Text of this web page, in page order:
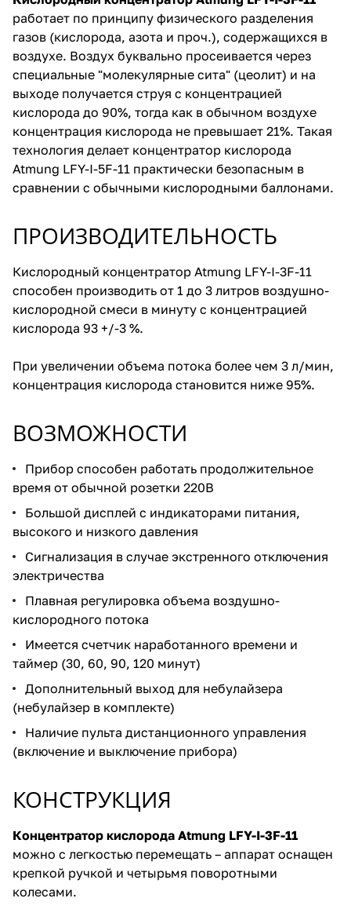
работает по принципу физического разделения
газов (кислорода, азота и проч.), содержащихся в
воздухе. Воздух буквально просеивается через
специальные "молекулярные сита" (цеолит) и на
выходе получается струя с концентрацией
кислорода до 90%, тогда как в обычном воздухе
концентрация кислорода не превышает 21%. Такая
технология делает концентратор кислорода
Atmung LFY-I-5F-11 практически безопасным в
сравнении с обычными кислородными баллонами.
ПРОИЗВОДИТЕЛЬНОСТЬ
Кислородный концентратор Atmung LFY-I-3F-11
способен производить от 1 до 3 литров воздушно-
кислородной смеси в минуту с концентрацией
кислорода 93 +/-3 %.
При увеличении объема потока более чем 3 л/мин,
концентрация кислорода становится ниже 95%.
ВОЗМОЖНОСТИ
Прибор способен работать продолжительное
время от обычной розетки 220В
Большой дисплей с индикаторами питания,
высокого и низкого давления
Сигнализация в случае экстренного отключения
электричества
Плавная регулировка объема воздушно-
кислородного потока
Имеется счетчик наработанного времени и
таймер (30, 60, 90, 120 минут)
Дополнительный выход для небулайзера
(небулайзер в комплекте)
Наличие пульта дистанционного управления
(включение и выключение прибора)
КОНСТРУКЦИЯ
Концентратор кислорода Atmung LFY-I-3F-11
можно с легкостью перемещать – аппарат оснащен
крепкой ручкой и четырьмя поворотными
колесами.